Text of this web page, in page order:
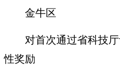
金牛区
对首次通过省科技厅
性奖励